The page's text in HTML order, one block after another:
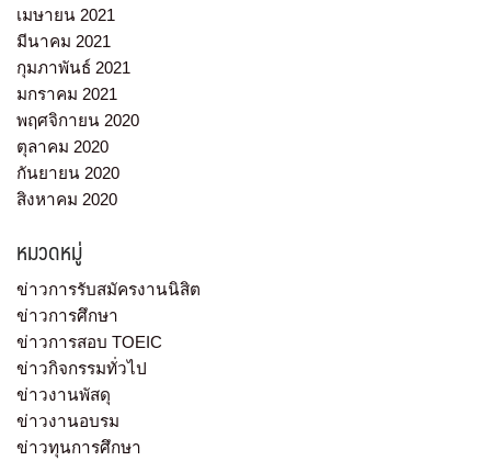
เมษายน 2021
มีนาคม 2021
กุมภาพันธ์ 2021
มกราคม 2021
พฤศจิกายน 2020
ตุลาคม 2020
กันยายน 2020
สิงหาคม 2020
หมวดหมู่
ข่าวการรับสมัครงานนิสิต
ข่าวการศึกษา
ข่าวการสอบ TOEIC
ข่าวกิจกรรมทั่วไป
ข่าวงานพัสดุ
ข่าวงานอบรม
ข่าวทุนการศึกษา